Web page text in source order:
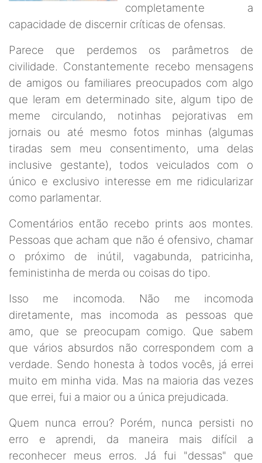
completamente a
capacidade de discernir críticas de ofensas.
Parece que perdemos os parâmetros de
civilidade. Constantemente recebo mensagens
de amigos ou familiares preocupados com algo
que leram em determinado site, algum tipo de
meme circulando, notinhas pejorativas em
jornais ou até mesmo fotos minhas (algumas
tiradas sem meu consentimento, uma delas
inclusive gestante), todos veiculados com o
único e exclusivo interesse em me ridicularizar
como parlamentar.
Comentários então recebo prints aos montes.
Pessoas que acham que não é ofensivo, chamar
o próximo de inútil, vagabunda, patricinha,
feministinha de merda ou coisas do tipo.
Isso me incomoda. Não me incomoda
diretamente, mas incomoda as pessoas que
amo, que se preocupam comigo. Que sabem
que vários absurdos não correspondem com a
verdade. Sendo honesta à todos vocês, já errei
muito em minha vida. Mas na maioria das vezes
que errei, fui a maior ou a única prejudicada.
Quem nunca errou? Porém, nunca persisti no
erro e aprendi, da maneira mais difícil a
reconhecer meus erros. Já fui "dessas" que